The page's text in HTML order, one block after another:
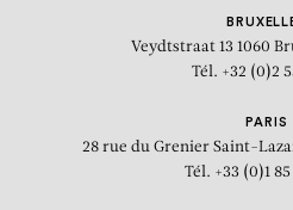
Veydtstraat 13 1060
Tél. +32 (0)2
PARIS
28 rue du Grenier Saint-
Tél. +33 (0)1 85